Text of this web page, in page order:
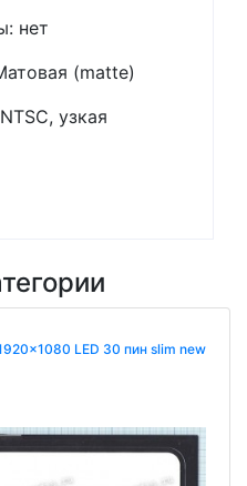
нет
(matte)
узкая
LED 30 пин slim new